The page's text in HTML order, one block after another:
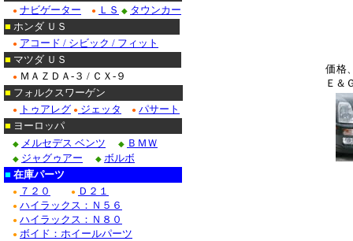
価格
Ｅ＆
● ナビゲーター ● ＬＳ ◆ タウンカー
■ ホンダ ＵＳ
● アコード / シビック / フィット
■ マツダ ＵＳ
● ＭＡＺＤＡ-３ / ＣＸ-９
■ フォルクスワーゲン
● トゥアレグ ● ジェッタ ● パサート
■ ヨーロッパ
◆ メルセデス ベンツ ◆ ＢＭＷ
◆ ジャグゥアー ◆ ボルボ
■ 在庫パーツ
● ７２０ ● Ｄ２１
● ハイラックス：Ｎ５６
● ハイラックス：Ｎ８０
● ボイド：ホイールパーツ